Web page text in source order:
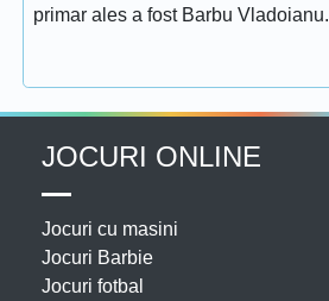
primar ales a fost Barbu Vladoianu.
JOCURI ONLINE
Jocuri cu masini
Jocuri Barbie
Jocuri fotbal